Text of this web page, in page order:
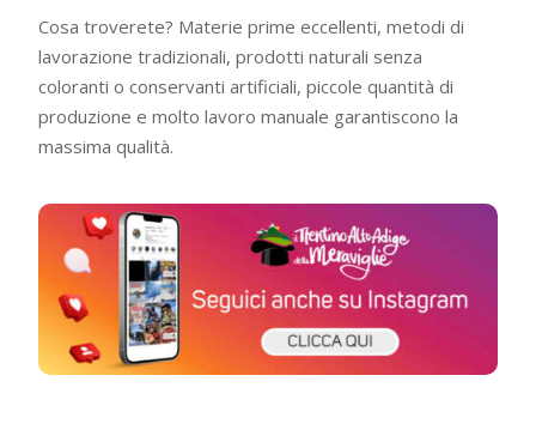
Cosa troverete? Materie prime eccellenti, metodi di
lavorazione tradizionali, prodotti naturali senza
coloranti o conservanti artificiali, piccole quantità di
produzione e molto lavoro manuale garantiscono la
massima qualità.